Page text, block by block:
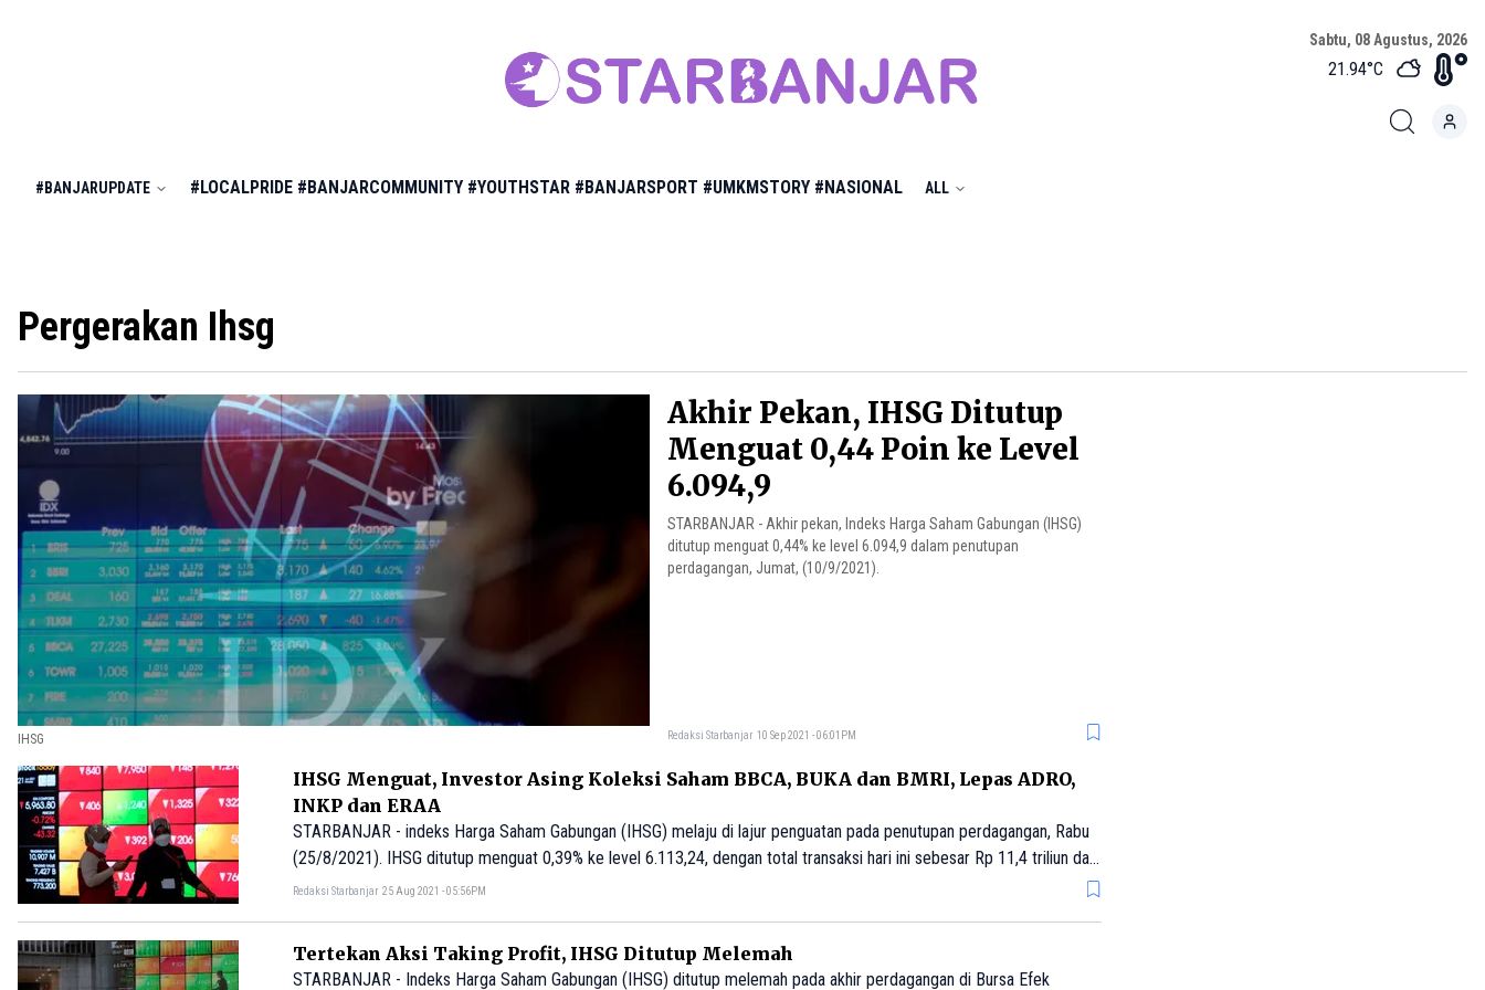
Sabtu, 08 Agustus, 2026
21.94°C
#BANJARUPDATE #LOCALPRIDE #BANJARCOMMUNITY #YOUTHSTAR #BANJARSPORT #UMKMSTORY #NASIONAL ALL
Pergerakan Ihsg
Akhir Pekan, IHSG Ditutup
Menguat 0,44 Poin ke Level
6.094,9
STARBANJAR - Akhir pekan, Indeks Harga Saham Gabungan (IHSG)
ditutup menguat 0,44% ke level 6.094,9 dalam penutupan
perdagangan, Jumat, (10/9/2021).
Redaksi Starbanjar 10 Sep 2021 - 06:01PM
IHSG
IHSG Menguat, Investor Asing Koleksi Saham BBCA, BUKA dan BMRI, Lepas ADRO,
INKP dan ERAA
STARBANJAR - indeks Harga Saham Gabungan (IHSG) melaju di lajur penguatan pada penutupan perdagangan, Rabu
(25/8/2021). IHSG ditutup menguat 0,39% ke level 6.113,24, dengan total transaksi hari ini sebesar Rp 11,4 triliun dan
terpantau investor asing membeli bersih Rp 789,4 miliar di seluruh pasar.
Redaksi Starbanjar 25 Aug 2021 - 05:56PM
Tertekan Aksi Taking Profit, IHSG Ditutup Melemah
STARBANJAR - Indeks Harga Saham Gabungan (IHSG) ditutup melemah pada akhir perdagangan di Bursa Efek